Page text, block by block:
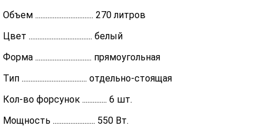
Объем ................................. 270 литров
Цвет .................................... белый
Форма ................................ прямоугольная
Тип ..................................... отдельно-стоящая
Кол-во форсунок .............. 6 шт.
Мощность ........................ 550 Вт.